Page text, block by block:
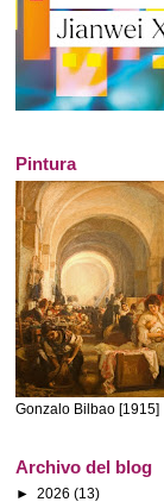
Pintura
Gonzalo Bilbao [1915]
Archivo del blog
► 2026 (13)